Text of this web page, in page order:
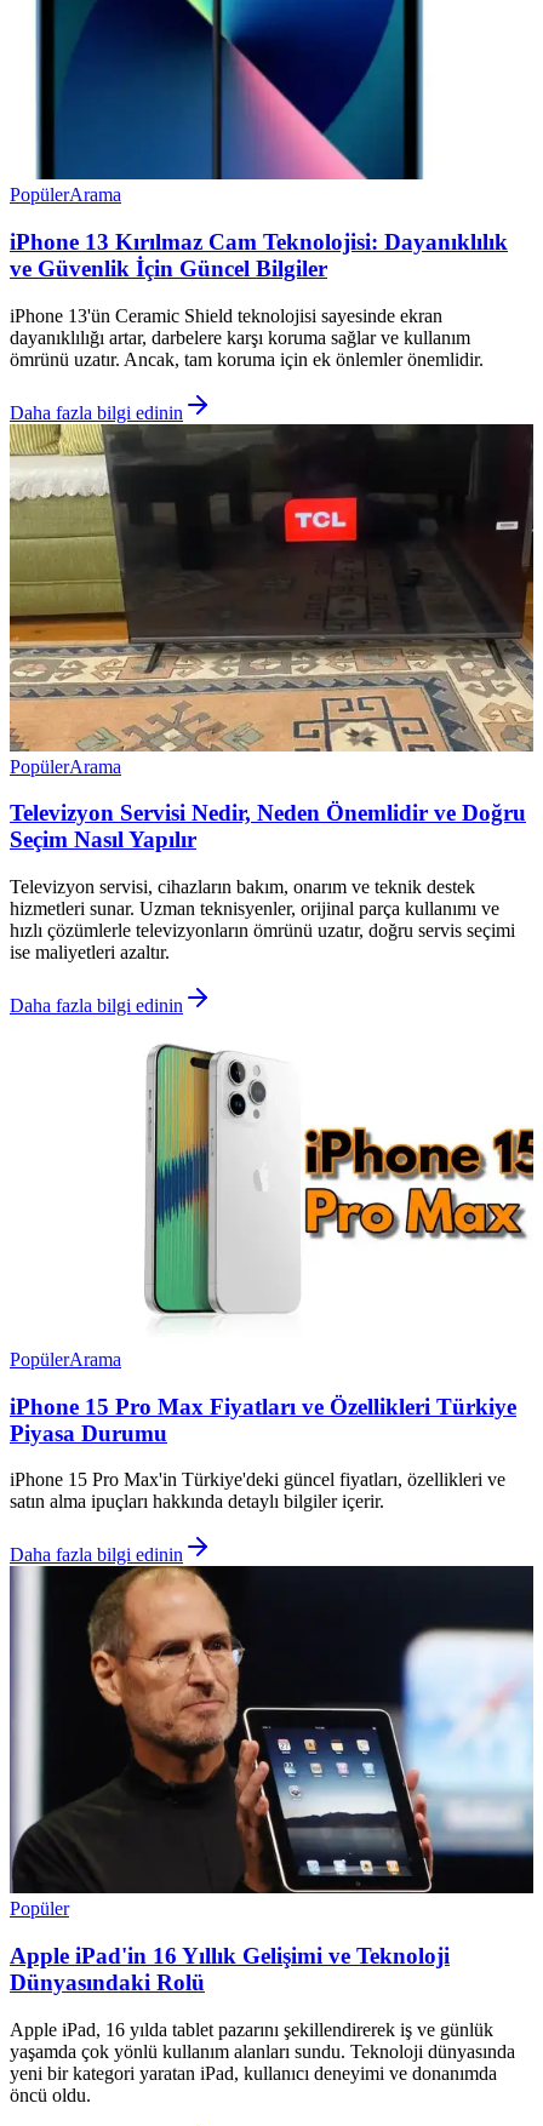
PopülerArama
iPhone 13 Kırılmaz Cam Teknolojisi: Dayanıklılık
ve Güvenlik İçin Güncel Bilgiler
iPhone 13'ün Ceramic Shield teknolojisi sayesinde ekran
dayanıklılığı artar, darbelere karşı koruma sağlar ve kullanım
ömrünü uzatır. Ancak, tam koruma için ek önlemler önemlidir.
Daha fazla bilgi edinin
PopülerArama
Televizyon Servisi Nedir, Neden Önemlidir ve Doğru
Seçim Nasıl Yapılır
Televizyon servisi, cihazların bakım, onarım ve teknik destek
hizmetleri sunar. Uzman teknisyenler, orijinal parça kullanımı ve
hızlı çözümlerle televizyonların ömrünü uzatır, doğru servis seçimi
ise maliyetleri azaltır.
Daha fazla bilgi edinin
PopülerArama
iPhone 15 Pro Max Fiyatları ve Özellikleri Türkiye
Piyasa Durumu
iPhone 15 Pro Max'in Türkiye'deki güncel fiyatları, özellikleri ve
satın alma ipuçları hakkında detaylı bilgiler içerir.
Daha fazla bilgi edinin
Popüler
Apple iPad'in 16 Yıllık Gelişimi ve Teknoloji
Dünyasındaki Rolü
Apple iPad, 16 yılda tablet pazarını şekillendirerek iş ve günlük
yaşamda çok yönlü kullanım alanları sundu. Teknoloji dünyasında
yeni bir kategori yaratan iPad, kullanıcı deneyimi ve donanımda
öncü oldu.